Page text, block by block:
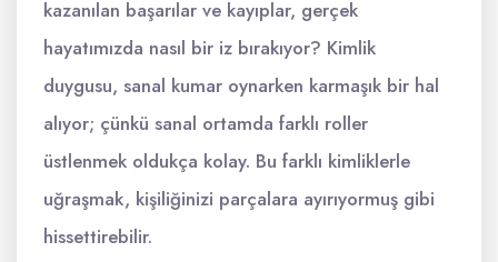
kazanılan başarılar ve kayıplar, gerçek
hayatımızda nasıl bir iz bırakıyor? Kimlik
duygusu, sanal kumar oynarken karmaşık bir hal
alıyor; çünkü sanal ortamda farklı roller
üstlenmek oldukça kolay. Bu farklı kimliklerle
uğraşmak, kişiliğinizi parçalara ayırıyormuş gibi
hissettirebilir.